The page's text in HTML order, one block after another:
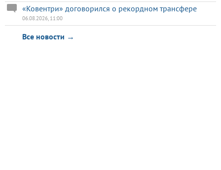
«Ковентри» договорился о рекордном трансфере
06.08.2026, 11:00
Все новости →